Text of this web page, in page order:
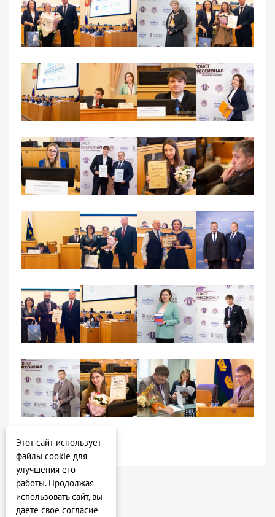
Этот сайт использует
файлы cookie для
улучшения его
работы. Продолжая
использовать сайт, вы
даете свое согласие